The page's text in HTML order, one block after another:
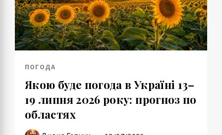
ПОГОДА
Якою буде погода в Україні 13–
19 липня 2026 року: прогноз по
областях